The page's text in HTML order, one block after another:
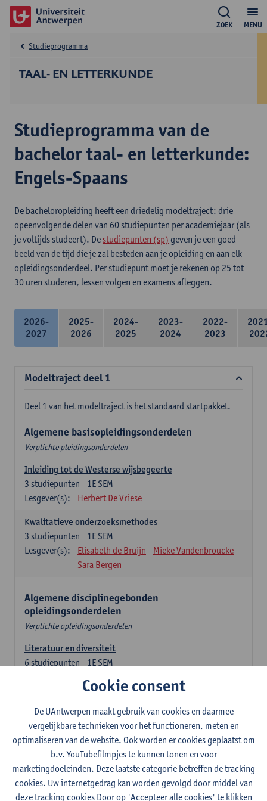
MENU
ZOEK
TAAL- EN LETTERKUNDE
Studieprogramma
Studieprogramma van de
bachelor taal- en letterkunde:
Engels-Spaans
De bacheloropleiding heeft een driedelig modeltraject: drie
opeenvolgende delen van 60 studiepunten per academiejaar (als
je voltijds studeert). De studiepunten (sp) geven je een goed
beeld van de tijd die je zal besteden aan je opleiding en aan elk
opleidingsonderdeel. Per studiepunt moet je rekenen op 25 tot
30 uren studeren, lessen volgen en examens afleggen.
2026-
2027
2025-
2026
2024-
2025
2023-
2024
2022-
2023
Modeltraject deel 1
Deel 1 van het modeltraject is het standaard startpakket.
Algemene basisopleidingsonderdelen
Verplichte pleidingsonderdelen
Inleiding tot de Westerse wijsbegeerte
1E SEM
3 studiepunten
Lesgever(s):
Herbert De Vriese
Kwalitatieve onderzoeksmethodes
1E SEM
3 studiepunten
Lesgever(s):
Elisabeth de Bruijn
Mieke Vandenbroucke
Sara Bergen
Algemene disciplinegebonden
opleidingsonderdelen
Verplichte opleidingsonderdelen
Literatuur en diversiteit
1E SEM
6 studiepunten
Remco Sleiderink
2E SEM
studiepunten
Lesgever(s):
Astrid De Wit Peter Petré
Engels: verplichte opleidingsonderdelen
Engels: taalbeheersing 1
Cookie consent
De UAntwerpen maakt gebruik van cookies en daarmee
vergelijkbare technieken voor het functioneren, meten en
optimaliseren van de website. Ook worden er cookies geplaatst om
b.v. YouTubefilmpjes te kunnen tonen en voor
marketingdoeleinden. Deze laatste categorie betreffen de tracking
cookies. Uw internetgedrag kan worden gevolgd door middel van
deze tracking cookies Door op 'Accepteer alle cookies' te klikken